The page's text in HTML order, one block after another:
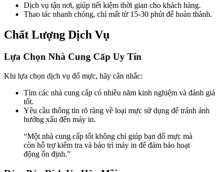
Dịch vụ tận nơi, giúp tiết kiệm thời gian cho khách hàng.
Thao tác nhanh chóng, chỉ mất từ 15-30 phút để hoàn thành.
Chất Lượng Dịch Vụ
Lựa Chọn Nhà Cung Cấp Uy Tín
Khi lựa chọn dịch vụ đổ mực, hãy cân nhắc:
Tìm các nhà cung cấp có nhiều năm kinh nghiệm và đánh giá
tốt.
Yêu cầu thông tin rõ ràng về loại mực sử dụng để tránh ảnh
hưởng xấu đến máy in.
“Một nhà cung cấp tốt không chỉ giúp bạn đổ mực mà
còn hỗ trợ kiểm tra và bảo trì máy in để đảm bảo hoạt
động ổn định.”